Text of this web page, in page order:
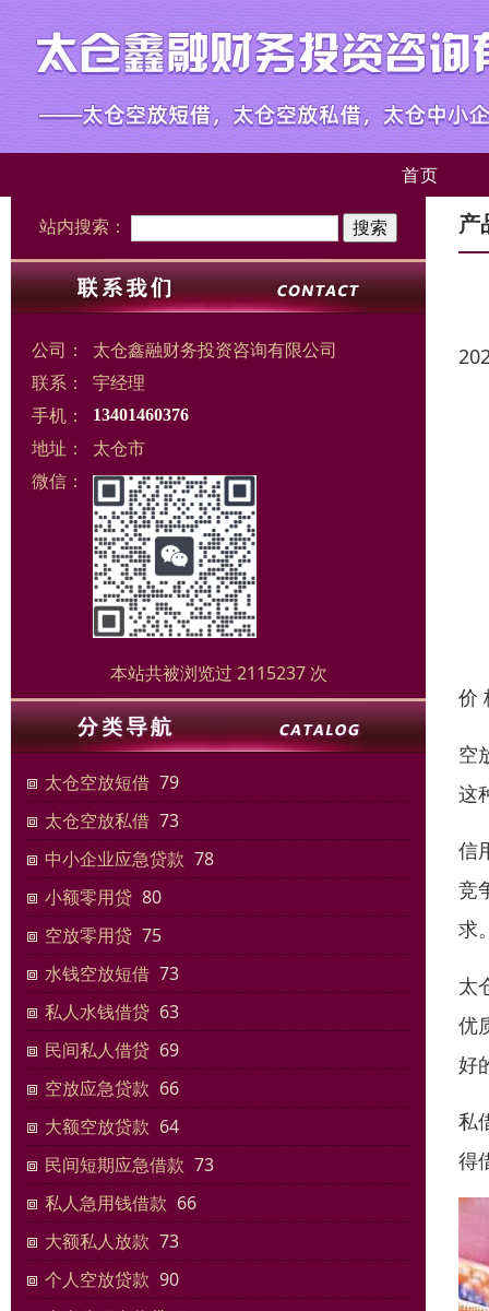
首页
站内搜索：
公司：
太仓鑫融财务投资咨询有限公司
联系：
宇经理
手机：
13401460376
地址：
太仓市
微信：
本站共被浏览过 2115237 次
太仓空放短借 79
太仓空放私借 73
中小企业应急贷款 78
小额零用贷 80
空放零用贷 75
水钱空放短借 73
私人水钱借贷 63
民间私人借贷 69
空放应急贷款 66
大额空放贷款 64
民间短期应急借款 73
私人急用钱借款 66
大额私人放款 73
个人空放贷款 90
产
价
空
这
信
竞
求
太
优
好
私
得